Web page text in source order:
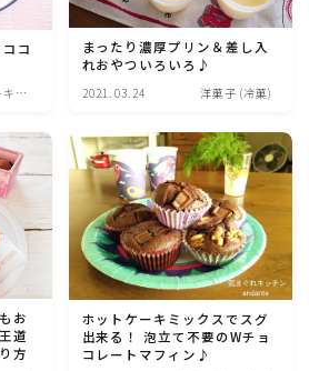
・カリフラワー・パプリカ・菜
・トマト・ピーマン・かぼち
コ
・
・粉
まったり濃厚プリン＆差し入
れおやついろいろ♪
2021.03.24 洋菓子 (冷菓)
お
道
方
ホットケーキミックスでスグ
出来る！ 泡立て不要のWチョ
コレートマフィン♪